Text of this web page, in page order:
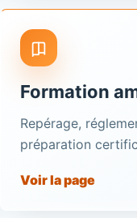
Formation
Repérage,
préparation
Voir la page